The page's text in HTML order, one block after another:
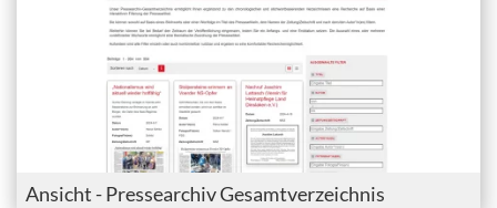
Ansicht - Pressearchiv Gesamtverzeichnis